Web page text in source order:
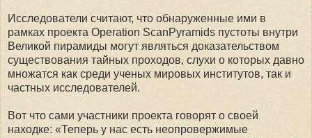
Исследователи считают, что обнаруженные ими в
рамках проекта Operation ScanPyramids пустоты внутри
Великой пирамиды могут являться доказательством
существования тайных проходов, слухи о которых давно
множатся как среди ученых мировых институтов, так и
частных исследователей.
Вот что сами участники проекта говорят о своей
находке: «Теперь у нас есть неопровержимые